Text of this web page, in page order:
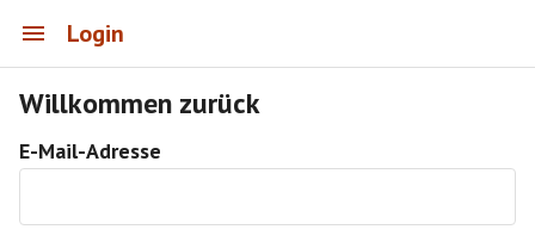
Login
Willkommen zurück
E-Mail-Adresse